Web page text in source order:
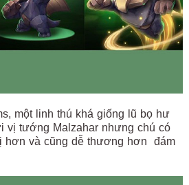
một linh thú khá giống lũ bọ hư
vị tướng Malzahar nhưng chú có
hơn và cũng dễ thương hơn đám